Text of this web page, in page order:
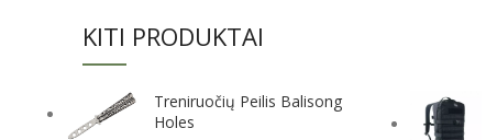
KITI PRODUKTAI
Treniruočių Peilis Balisong
Holes